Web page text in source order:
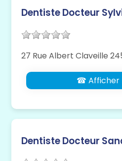
Dentiste Docteur
27 Rue Albert Claveille
☎ Afficher
Dentiste Docteur